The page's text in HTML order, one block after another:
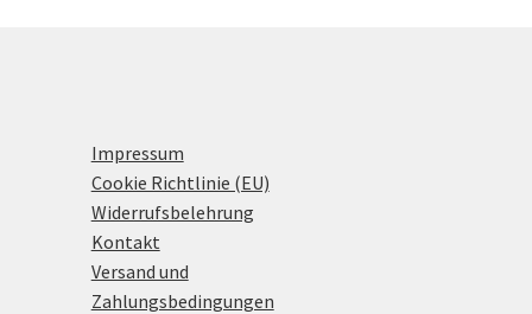
Impressum
Cookie Richtlinie (EU)
Widerrufsbelehrung
Kontakt
Versand und
Zahlungsbedingungen